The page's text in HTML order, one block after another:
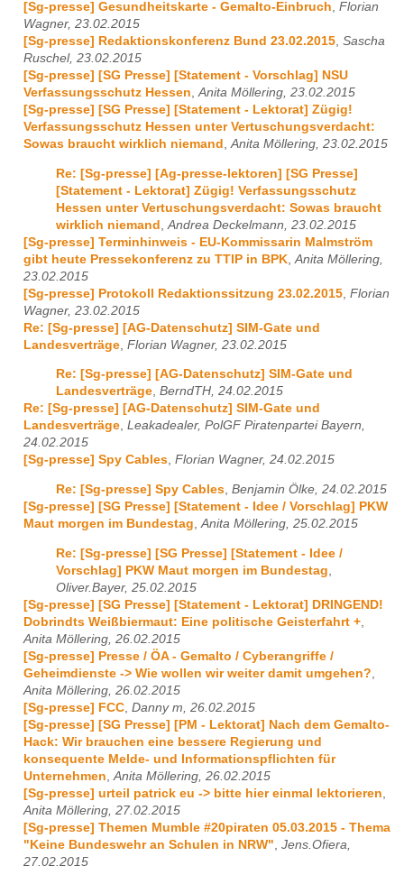
[Sg-presse] Gesundheitskarte - Gemalto-Einbruch, Florian
Wagner, 23.02.2015
[Sg-presse] Redaktionskonferenz Bund 23.02.2015, Sascha
Ruschel, 23.02.2015
[Sg-presse] [SG Presse] [Statement - Vorschlag] NSU
Verfassungsschutz Hessen,Anita Möllering, 23.02.2015
[Sg-presse] [SG Presse] [Statement - Lektorat] Zügig!
Verfassungsschutz Hessen unter Vertuschungsverdacht:
Sowas braucht wirklich niemand ,Anita Möllering, 23.02.2015
Re: [Sg-presse] [Ag-presse-lektoren] [SG Presse]
[Statement - Lektorat] Zügig! Verfassungsschutz
Hessen unter Vertuschungsverdacht: Sowas braucht
wirklich niemand
Andrea Deckelmann, 23.02.2015
[Sg-presse] Terminhinweis - EU-Kommissarin Malmström
gibt heute Pressekonferenz zu TTIP in BPK Anita Möllering,
23.02.2015
[Sg-presse] Protokoll Redaktionssitzung 23.02.2015 Florian
Wagner, 23.02.2015
Re: [Sg-presse] [AG-Datenschutz] SIM-Gate und
Landesverträge Florian Wagner, 23.02.2015
Re: [Sg-presse] [AG-Datenschutz] SIM-Gate und
Landesverträge, BerndTH, 24.02.2015
Re: [Sg-presse] [AG-Datenschutz] SIM-Gate und
Landesverträge, Leakadealer, PolGF Piratenpartei Bayern,
24.02.2015
[Sg-presse] Spy Cables, Florian Wagner, 24.02.2015
Re: [Sg-presse] Spy Cables Benjamin Ölke, 24.02.2015
[Sg-presse] [SG Presse] [Statement - Idee / Vorschlag] PKW
Maut morgen im Bundestag Anita Möllering, 25.02.2015
Re: [Sg-presse] [SG Presse] [Statement - Idee /
Vorschlag] PKW Maut morgen im Bundestag
Oliver.Bayer, 25.02.2015
[Sg-presse] [SG Presse] [Statement - Lektorat] DRINGEND!
Dobrindts Weißbiermaut: Eine politische Geisterfahrt +
Anita Möllering, 26.02.2015
[Sg-presse] Presse / ÖA - Gemalto / Cyberangriffe /
Geheimdienste -> Wie wollen wir weiter damit umgehen?
Anita Möllering, 26.02.2015
[Sg-presse] FCC Danny m, 26.02.2015
[Sg-presse] [SG Presse] [PM - Lektorat] Nach dem Gemalto-
Hack: Wir brauchen eine bessere Regierung und
konsequente Melde- und Informationspflichten für
Unternehmen Anita Möllering, 26.02.2015
[Sg-presse] urteil patrick eu -> bitte hier einmal lektorieren
Anita Möllering, 27.02.2015
[Sg-presse] Themen Mumble #20piraten 05.03.2015 - Thema
"Keine Bundeswehr an Schulen in NRW" Jens.Ofiera,
27.02.2015